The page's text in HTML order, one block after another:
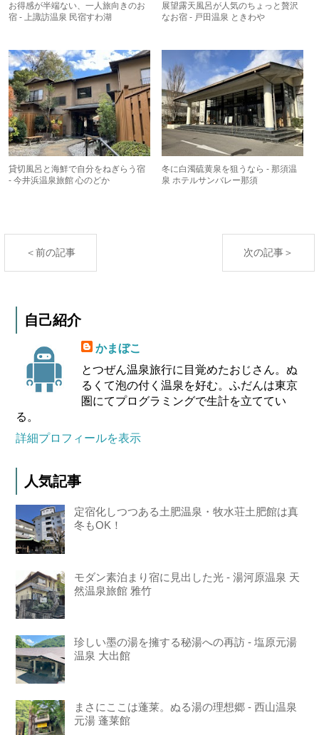
お得感が半端ない、一人旅向きのお
宿 - 上諏訪温泉 民宿すわ湖
展望露天風呂が人気のちょっと贅沢
なお宿 - 戸田温泉 ときわや
貸切風呂と海鮮で自分をねぎらう宿
- 今井浜温泉旅館 心のどか
冬に白濁硫黄泉を狙うなら - 那須温
泉 ホテルサンバレー那須
＜前の記事 次の記事＞
自己紹介
かまぼこ
とつぜん温泉旅行に目覚めたおじさん。ぬ
るくて泡の付く温泉を好む。ふだんは東京
圏にてプログラミングで生計を立ててい
る。
詳細プロフィールを表示
人気記事
定宿化しつつある土肥温泉・牧水荘土肥館は真
冬もOK！
モダン素泊まり宿に見出した光 - 湯河原温泉 天
然温泉旅館 雅竹
珍しい墨の湯を擁する秘湯への再訪 - 塩原元湯
温泉 大出館
まさにここは蓬莱。ぬる湯の理想郷 - 西山温泉
元湯 蓬莱館